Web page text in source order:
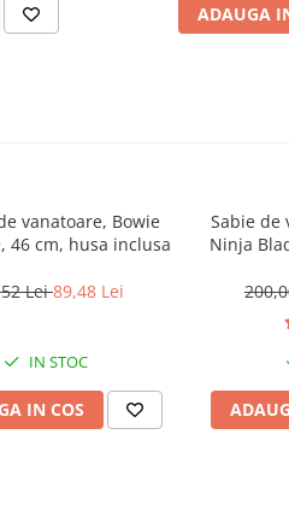
ADAUGA
vanatoare, Bowie
46 cm, husa inclusa
Lei89,48 Lei
IN STOC
IN COS
Sabie de
Ninja